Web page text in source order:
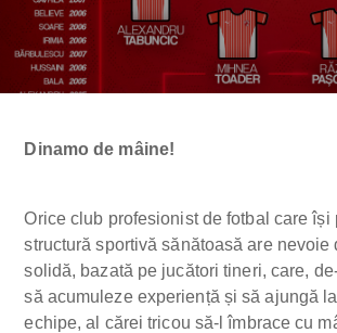
Dinamo de mâine!
Orice club profesionist de fotbal care își
structură sportivă sănătoasă are nevoie
solidă, bazată pe jucători tineri, care,
să acumuleze experiență și să ajungă
echipe, al cărei tricou să-l îmbrace cu